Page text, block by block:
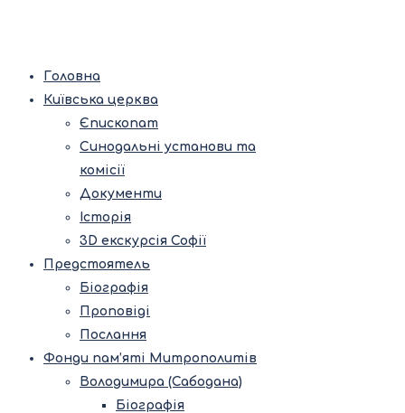
Головна
Київська церква
Єпископат
Синодальні установи та
комісії
Документи
Історія
3D екскурсія Софії
Предстоятель
Біографія
Проповіді
Послання
Фонди пам’яті Митрополитів
Володимира (Сабодана)
Біографія